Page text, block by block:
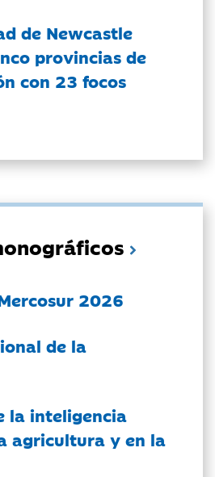
de Newcastle
provincias de
con 23 focos
2026
de la
la inteligencia
agricultura y en la